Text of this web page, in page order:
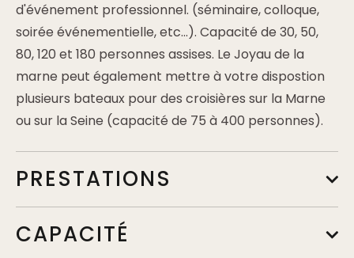
d'événement professionnel. (séminaire, colloque,
soirée événementielle, etc...). Capacité de 30, 50,
80, 120 et 180 personnes assises. Le Joyau de la
marne peut également mettre à votre dispostion
plusieurs bateaux pour des croisières sur la Marne
ou sur la Seine (capacité de 75 à 400 personnes).
PRESTATIONS
CAPACITÉ